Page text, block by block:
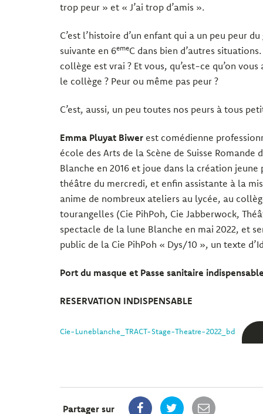
trop peur » et « J’ai trop d’amis ».
C’est l’histoire d’un enfant qui a un peu peur
suivante en 6emeC dans bien d’autres
collège est vrai ? Et vous, qu’est-ce qu’on
le collège ? Peur ou même pas peur ?
C’est, aussi, un peu toutes nos peurs à tous
Emma Pluyat Biwer est comédienne
école des Arts de la Scène de Suisse
Blanche en 2016 et joue dans la création
théâtre du mercredi, et enfin assistante à la
anime de nombreux ateliers au lycée, au
tourangelles (Cie PihPoh, Cie Jabberwock,
spectacle de la lune Blanche en mai 2022, et
public de la Cie PihPoh « Dys/10 », un texte
Port du masque et Passe sanitaire
RESERVATION INDISPENSABLE
Cie-Luneblanche_TRACT-Stage-Theatre-2022_bd
Partager sur